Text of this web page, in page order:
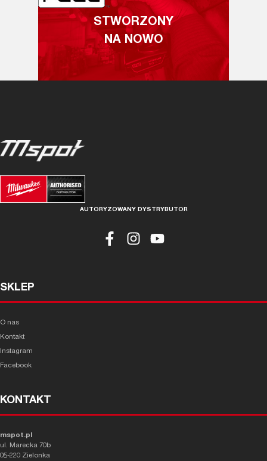
STWORZONY
NA NOWO
AUTORYZOWANY DYSTRYBUTOR
SKLEP
O nas
Kontakt
Instagram
Facebook
KONTAKT
mspot.pl
ul. Marecka 70b
05-220 Zielonka